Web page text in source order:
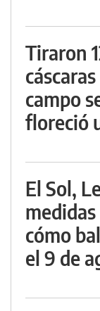
Tiraron
campo
floreció
El Sol,
cómo
el 9 de